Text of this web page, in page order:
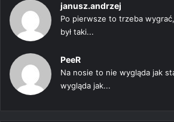
janusz.andrzej
Po pierwsze to trzeba
był taki...
PeeR
Na nosie to nie wygląda jak
wygląda jak...